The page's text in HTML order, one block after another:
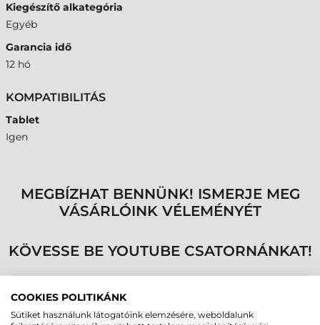
Kiegészítő alkategória
Egyéb
Garancia idő
12 hó
KOMPATIBILITÁS
Tablet
Igen
MEGBÍZHAT BENNÜNK! ISMERJE MEG
VÁSÁRLÓINK VÉLEMÉNYÉT
KÖVESSE BE YOUTUBE CSATORNÁNKAT!
LEGUTÓBB MEGTEKINTETT TERMÉKEK
COOKIES POLITIKÁNK
Sütiket használunk látogatóink elemzésére, weboldalunk